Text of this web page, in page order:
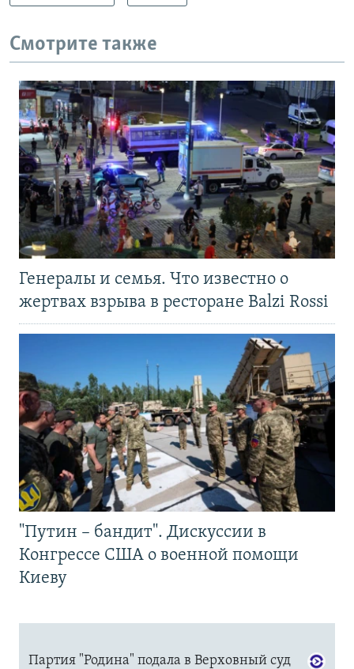
Смотрите также
Генералы и семья. Что известно о
жертвах взрыва в ресторане Balzi Rossi
"Путин – бандит". Дискуссии в
Конгрессе США о военной помощи
Киеву